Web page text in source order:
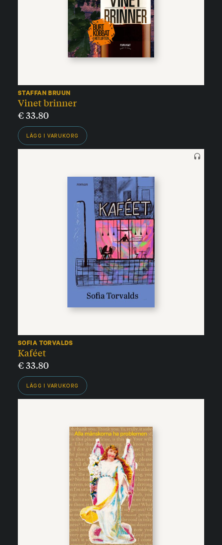
STAFFAN BRUUN
Vinet brinner
€33.80
LÄGG I VARUKORG
SOFIA TORVALDS
Kaféet
€33.80
LÄGG I VARUKORG